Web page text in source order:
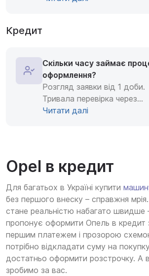
Кредит
Скільки часу займає
оформлення?
Розгляд заявки від 1 доби.
Тривала перевірка через...
Читати далі
Opel в кредит
Для багатьох в Україні купити
без першого внеску – справжня
стане реальністю набагато швидше
пропонує оформити Опель в кредит
першим платежем і прозорою
потрібно відкладати суму на
достатньо оформити розстрочку. А
зробимо за вас.